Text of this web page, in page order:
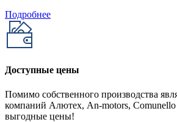
Подробнее
Доступные цены
Помимо собственного производства
компаний Алютех, An-motors, Comunello
выгодные цены!